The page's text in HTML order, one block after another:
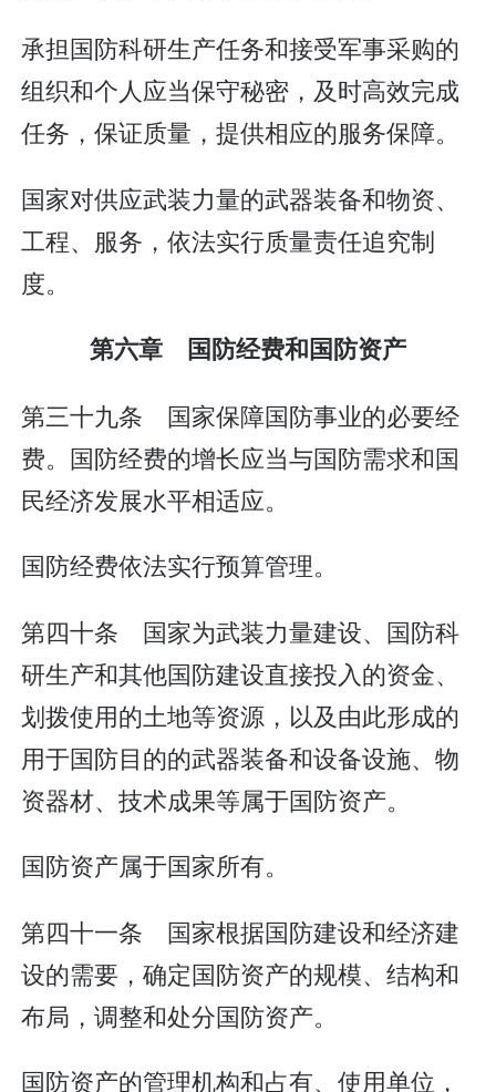
承担国防科研生产任务和接受军事采购的
组织和个人应当保守秘密，及时高效完成
任务，保证质量，提供相应的服务保障。
国家对供应武装力量的武器装备和物资、
工程、服务，依法实行质量责任追究制
度。
第六章 国防经费和国防资产
第三十九条 国家保障国防事业的必要经
费。国防经费的增长应当与国防需求和国
民经济发展水平相适应。
国防经费依法实行预算管理。
第四十条 国家为武装力量建设、国防科
研生产和其他国防建设直接投入的资金、
划拨使用的土地等资源，以及由此形成的
用于国防目的的武器装备和设备设施、物
资器材、技术成果等属于国防资产。
国防资产属于国家所有。
第四十一条 国家根据国防建设和经济建
设的需要，确定国防资产的规模、结构和
布局，调整和处分国防资产。
国防资产的管理机构和占有、使用单位，